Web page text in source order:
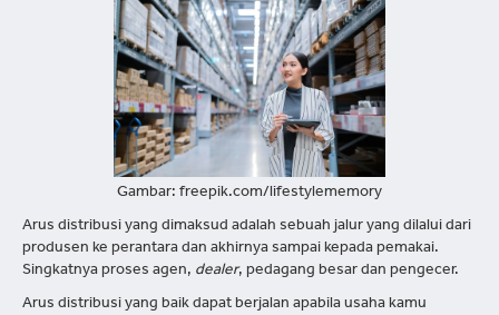
Gambar: freepik.com/lifestylememory
Arus distribusi yang dimaksud adalah sebuah jalur yang dilalui dari
produsen ke perantara dan akhirnya sampai kepada pemakai.
Singkatnya proses agen, dealer, pedagang besar dan pengecer.
Arus distribusi yang baik dapat berjalan apabila usaha kamu